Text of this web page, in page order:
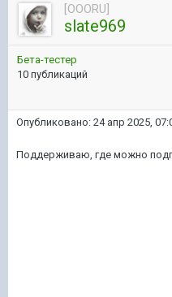
[OOORU]
slate969
Бета-тестер
10 публикаций
Опубликовано: 24 апр 2025,
Поддерживаю, где можно